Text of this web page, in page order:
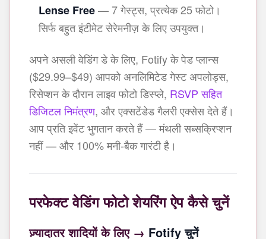
Lense Free— 7 गेस्ट्स, प्रत्येक 25 फोटो।
सिर्फ बहुत इंटीमेट सेरेमनीज़ के लिए उपयुक्त।
अपने असली वेडिंग डे के लिए, Fotify के पेड प्लान्स
($29.99–$49) आपको अनलिमिटेड गेस्ट अपलोड्स,
रिसेप्शन के दौरान लाइव फोटो डिस्प्ले, RSVP सहित
डिजिटल निमंत्रण, और एक्सटेंडेड गैलरी एक्सेस देते हैं।
आप प्रति इवेंट भुगतान करते हैं — मंथली सब्सक्रिप्शन
नहीं — और 100% मनी-बैक गारंटी है।
परफेक्ट वेडिंग फोटो शेयरिंग ऐप कैसे चुनें
ज़्यादातर शादियों के लिए → Fotify चुनें